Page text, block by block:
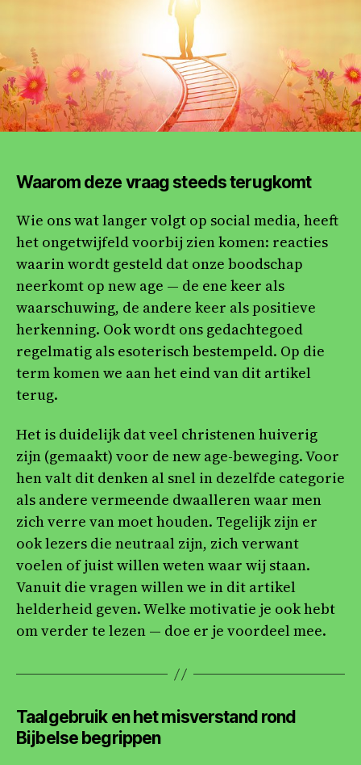
Waarom deze vraag steeds terugkomt
Wie ons wat langer volgt op social media, heeft
het ongetwijfeld voorbij zien komen: reacties
waarin wordt gesteld dat onze boodschap
neerkomt op new age — de ene keer als
waarschuwing, de andere keer als positieve
herkenning. Ook wordt ons gedachtegoed
regelmatig als esoterisch bestempeld. Op die
term komen we aan het eind van dit artikel
terug.
Het is duidelijk dat veel christenen huiverig
zijn (gemaakt) voor de new age-beweging. Voor
hen valt dit denken al snel in dezelfde categorie
als andere vermeende dwaalleren waar men
zich verre van moet houden. Tegelijk zijn er
ook lezers die neutraal zijn, zich verwant
voelen of juist willen weten waar wij staan.
Vanuit die vragen willen we in dit artikel
helderheid geven. Welke motivatie je ook hebt
om verder te lezen — doe er je voordeel mee.
Taalgebruik en het misverstand rond
Bijbelse begrippen